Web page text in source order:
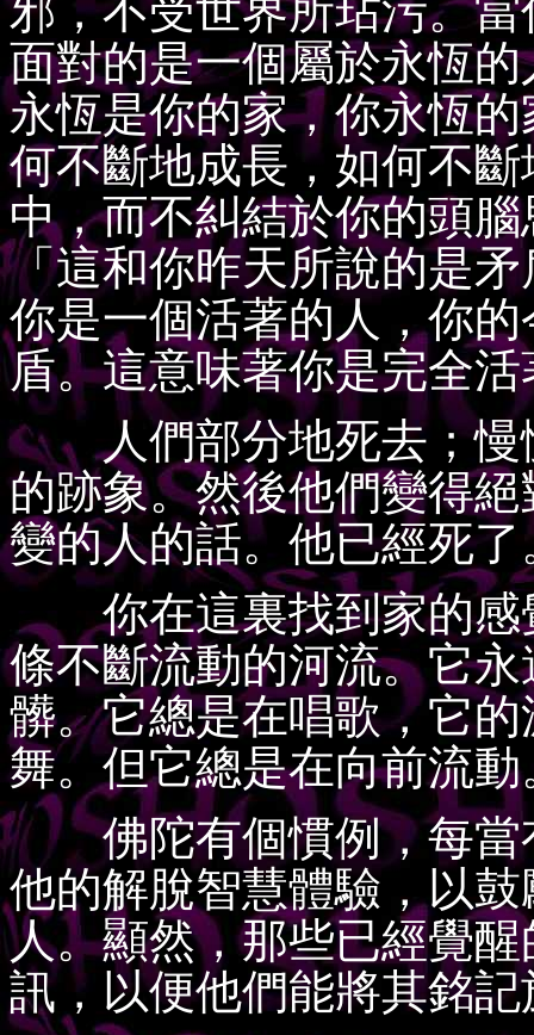
邪，不受世界所玷污。
面對的是一個屬於永恆
永恆是你的家，你永恆
何不斷地成長，如何不
中，而不糾結於你的頭
「這和你昨天所說的是
你是一個活著的人，你
盾。這意味著你是完全
人們部分地死去；慢
的跡象。然後他們變得
變的人的話。他已經死
你在這裏找到家的感
條不斷流動的河流。它
髒。它總是在唱歌，它
舞。但它總是在向前流動
佛陀有個慣例，每當
他的解脫智慧體驗，以
人。顯然，那些已經覺
訊，以便他們能將其銘記